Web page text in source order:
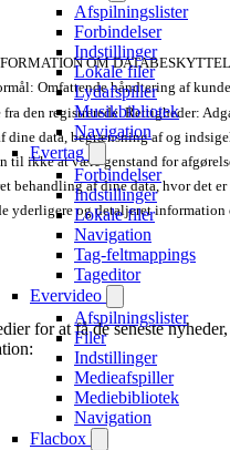
Afspilningslister
Forbindelser
Indstillinger
Lokale filer
Lydafspiller
Musikbibliotek
Navigation
Evertag
Forbindelser
Indstillinger
Lokale filer
Navigation
Tag-feltmappings
Tageditor
Evervideo
Afspilningslister
Filer
Indstillinger
Medieafspiller
Mediebibliotek
Navigation
Flacbox
OM
Omfattende håndtering af
den registrerede. Rettigheder:
data, begrænsning af og
til ikke at være genstand for
behandling af dine data, hvor det
yderligere og detaljeret information
for at få de seneste